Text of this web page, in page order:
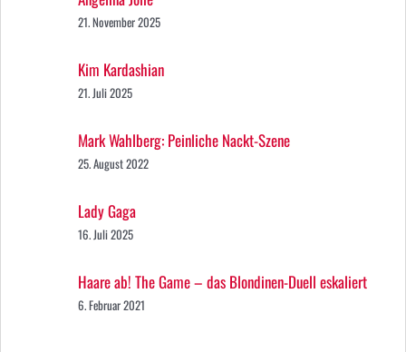
21. November 2025
Kim Kardashian
21. Juli 2025
Mark Wahlberg: Peinliche Nackt-Szene
25. August 2022
Lady Gaga
16. Juli 2025
Haare ab! The Game – das Blondinen-Duell eskaliert
6. Februar 2021